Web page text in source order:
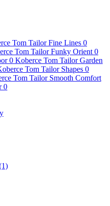
Tom Tailor Fine Lines 0
Tom Tailor Funky Orient 0
0 Koberce Tom Tailor Garden
Tom Tailor Shapes 0
Tom Tailor Smooth Comfort
0